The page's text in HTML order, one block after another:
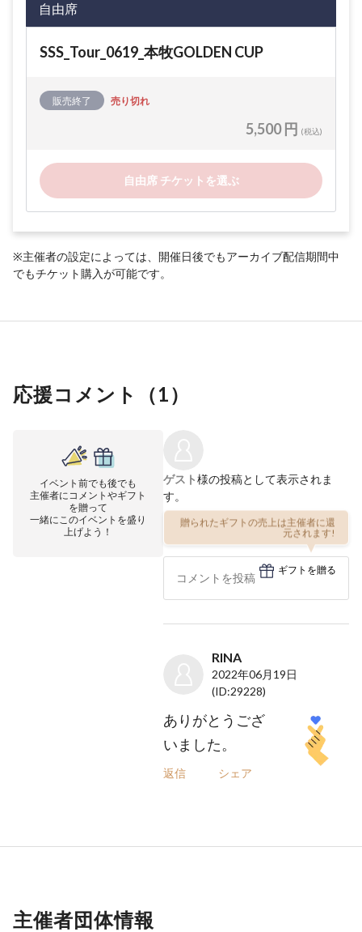
自由席
SSS_Tour_0619_本牧GOLDEN CUP
販売終了 売り切れ
5,500 円 (税込)
自由席 チケットを選ぶ
※主催者の設定によっては、開催日後でもアーカイブ配信期間中
でもチケット購入が可能です。
応援コメント（1）
イベント前でも後でも
主催者にコメントやギフト
を贈って
一緒にこのイベントを盛り
上げよう！
ゲスト様の投稿として表示されま
す。
贈られたギフトの売上は主催者に還
元されます!
ギフトを贈る
RINA
2022年06月19日
(ID:29228)
ありがとうござ
いました。
返信 シェア
主催者団体情報